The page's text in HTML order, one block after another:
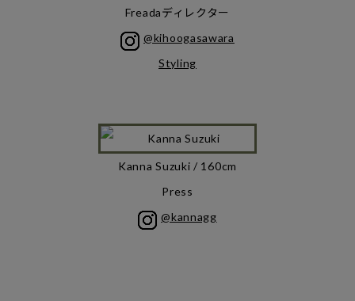
Freadaディレクター
@kihoogasawara
Styling
Kanna Suzuki / 160cm
Press
@kannagg